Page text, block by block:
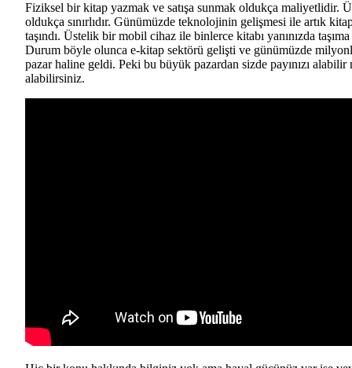
Fiziksel bir kitap yazmak ve satışa sunmak oldukça maliyetlidir.
oldukça sınırlıdır. Günümüzde teknolojinin gelişmesi ile artık
taşındı. Üstelik bir mobil cihaz ile binlerce kitabı yanınızda
Durum böyle olunca e-kitap sektörü gelişti ve günümüzde
pazar haline geldi. Peki bu büyük pazardan sizde payınızı
alabilirsiniz.